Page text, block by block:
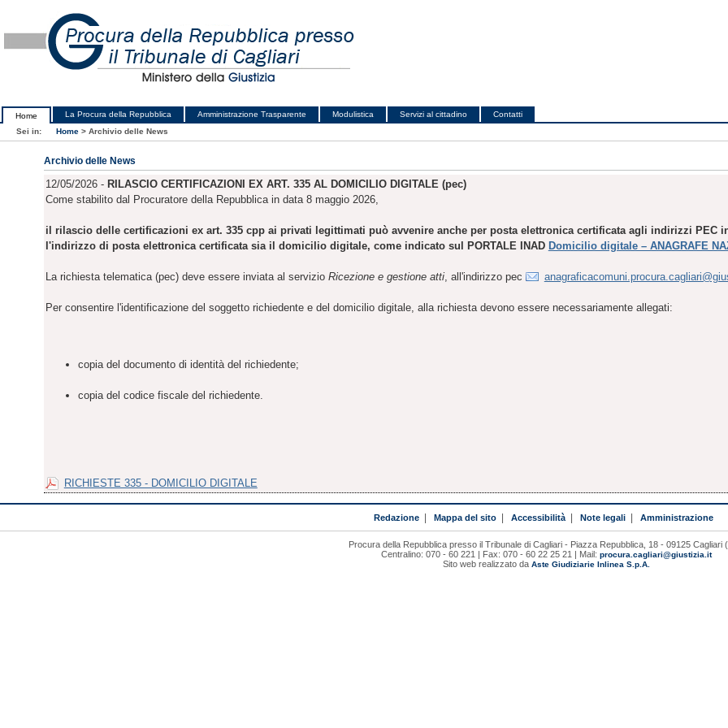
Home La Procura della Repubblica Amministrazione Trasparente Modulistica Servizi al cittadino
Contatti
Sei in:
Home > Archivio delle News
Archivio delle News
12/05/2026 - RILASCIO CERTIFICAZIONI EX ART. 335 AL DOMICILIO DIGITALE (pec)
Come stabilito dal Procuratore della Repubblica in data 8 maggio 2026,
il rilascio delle certificazioni ex art. 335 cpp ai privati legittimati può avvenire anche per posta elettronica certificata agli indirizzi
l'indirizzo di posta elettronica certificata sia il domicilio digitale, come indicato sul PORTALE INAD Domicilio digitale – ANAGRAFE
La richiesta telematica (pec) deve essere inviata al servizio Ricezione e gestione atti, all'indirizzo pec
Per consentire l'identificazione del soggetto richiedente e del domicilio digitale, alla richiesta devono essere necessariamente allegati:
copia del documento di identità del richiedente;
copia del codice fiscale del richiedente.
RICHIESTE 335 - DOMICILIO DIGITALE
Redazione Mappa del sito Accessibilità Note legali Amministrazione
Procura della Repubblica presso il Tribunale di Cagliari - Piazza Repubblica, 18 - 09125 Cagliari
Centralino: 070 - 60 221 | Fax: 070 - 60 22 25 21 | Mail: procura.cagliari@giustizia.it
Sito web realizzato da Aste Giudiziarie Inlinea S.p.A.